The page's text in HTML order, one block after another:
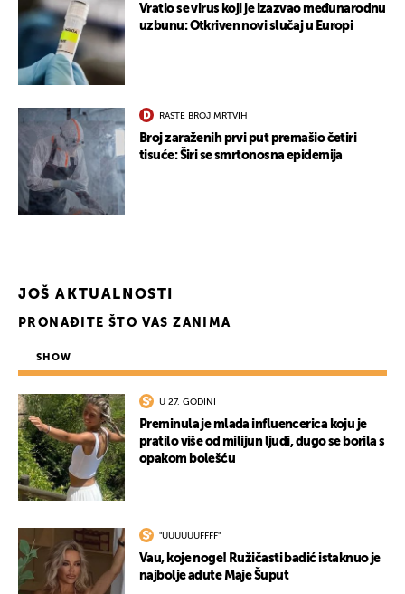
Vratio se virus koji je izazvao međunarodnu
uzbunu: Otkriven novi slučaj u Europi
RASTE BROJ MRTVIH
Broj zaraženih prvi put premašio četiri
tisuće: Širi se smrtonosna epidemija
JOŠ AKTUALNOSTI
PRONAĐITE ŠTO VAS ZANIMA
SHOW
U 27. GODINI
Preminula je mlada influencerica koju je
pratilo više od milijun ljudi, dugo se borila s
opakom bolešću
"UUUUUUFFFF"
Vau, koje noge! Ružičasti badić istaknuo je
najbolje adute Maje Šuput
UKLJUČITE NOTIFIKACIJE